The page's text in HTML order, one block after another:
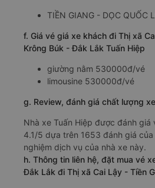
TIỀN GIANG - DỌC QUỐC
f. Giá vé giá xe khách đi Thị xã
Krông Búk - Đắk Lắk Tuấn Hiệp
giường nằm 530000đ/vé
limousine 530000đ/vé
g. Review, đánh giá chất lượng
Nhà xe Tuấn Hiệp được đánh giá
4.1/5 dựa trên 1653 đánh giá
nghiệm dịch vụ của nhà xe này.
h. Thông tin liên hệ, đặt mua vé
Đắk Lắk đi Thị xã Cai Lậy - Tiền